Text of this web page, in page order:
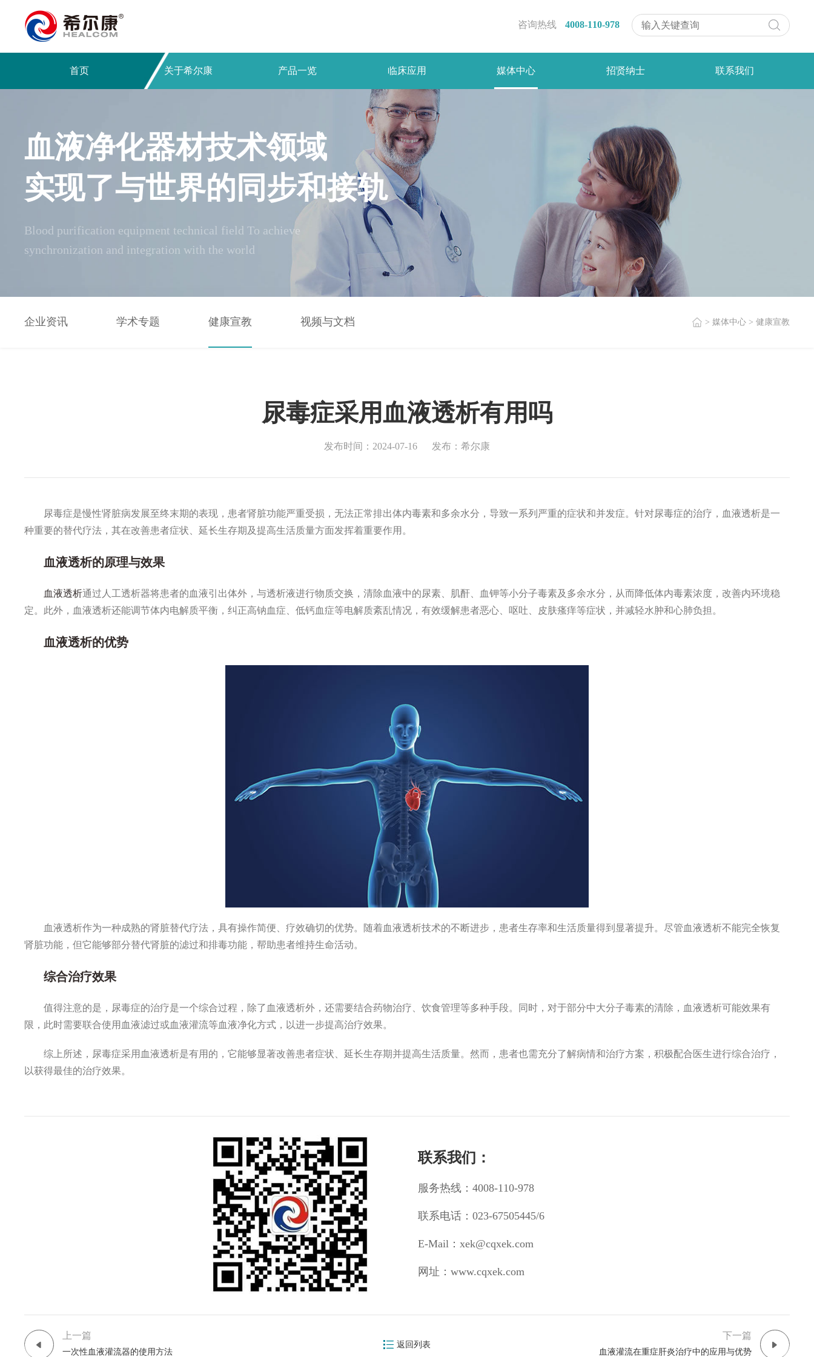
咨询热线 4008-110-978
首页 关于希尔康
发展历程与荣耀
联系我们
产品一览
RC系列
在研产品
树脂血液灌流器－SR100
树脂血液灌流器－SR130 树脂血液灌流器－SR150 树脂血液灌流器－SR180 树脂血液灌流器－SR200
树脂血液灌流器－SR230 树脂血液灌流器－SR260 树脂血液灌流器－SR280 树脂血液灌流器－SR330
树脂血液灌流器－SR330-Ⅱ
临床应用
肾脏病
危重症
中毒
媒体中心 招贤纳士 联系我们
血液净化器材技术领域
实现了与世界的同步和接轨
Blood purification equipment technical field To achieve
synchronization and integration with the world
企业资讯 学术专题 健康宣教 视频与文档 > 媒体中心 > 健康宣教
尿毒症采用血液透析有用吗
发布时间：2024-07-16 发布：希尔康
尿毒症是慢性肾脏病发展至终末期的表现，患者肾脏功能严重受损，无法正常排出体内毒素和多余水分，导致一系列严重的症状和并发症。针对尿毒症的治疗，血液透析是一
种重要的替代疗法，其在改善患者症状、延长生存期及提高生活质量方面发挥着重要作用。
血液透析的原理与效果
血液透析通过人工透析器将患者的血液引出体外，与透析液进行物质交换，清除血液中的尿素、肌酐、血钾等小分子毒素及多余水分，从而降低体内毒素浓度，改善内环境稳
定。此外，血液透析还能调节体内电解质平衡，纠正高钠血症、低钙血症等电解质紊乱情况，有效缓解患者恶心、呕吐、皮肤瘙痒等症状，并减轻水肿和心肺负担。
血液透析的优势
血液透析作为一种成熟的肾脏替代疗法，具有操作简便、疗效确切的优势。随着血液透析技术的不断进步，患者生存率和生活质量得到显著提升。尽管血液透析不能完全恢复
肾脏功能，但它能够部分替代肾脏的滤过和排毒功能，帮助患者维持生命活动。
综合治疗效果
值得注意的是，尿毒症的治疗是一个综合过程，除了血液透析外，还需要结合药物治疗、饮食管理等多种手段。同时，对于部分中大分子毒素的清除，血液透析可能效果有
限，此时需要联合使用血液滤过或血液灌流等血液净化方式，以进一步提高治疗效果。
综上所述，尿毒症采用血液透析是有用的，它能够显著改善患者症状、延长生存期并提高生活质量。然而，患者也需充分了解病情和治疗方案，积极配合医生进行综合治疗，
以获得最佳的治疗效果。
联系我们：
服务热线：4008-110-978
联系电话：023-67505445/6
E-Mail：xek@cqxek.com
网址：www.cqxek.com
上一篇
一次性血液灌流器的使用方法
返回列表
下一篇
血液灌流在重症肝炎治疗中的应用与优势